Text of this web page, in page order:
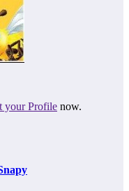
your Profile now.